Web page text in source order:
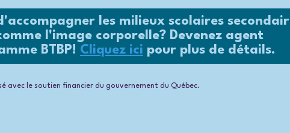
les milieux scolaires
l'image corporelle? Devenez agent
BTBP! Cliquez ici pour plus de détails.
avec le soutien financier du gouvernement du Québec.